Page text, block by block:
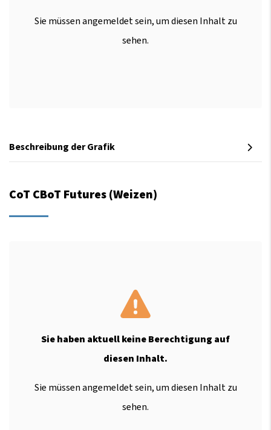
Sie müssen angemeldet sein, um diesen Inhalt zu
sehen.
Beschreibung der Grafik
CoT CBoT Futures (Weizen)
Sie haben aktuell keine Berechtigung auf
diesen Inhalt.
Sie müssen angemeldet sein, um diesen Inhalt zu
sehen.